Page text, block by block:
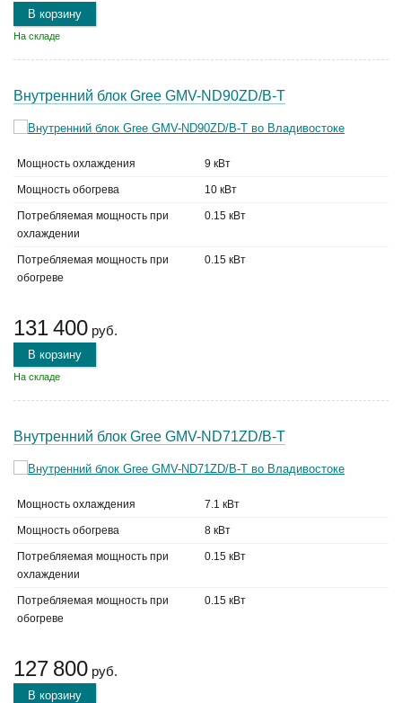
В корзину
На складе
Внутренний блок Gree GMV-ND90ZD/B-T
Мощность охлаждения 9 кВт
Мощность обогрева 10 кВт
Потребляемая мощность при
охлаждении
0.15 кВт
Потребляемая мощность при
обогреве
0.15 кВт
131 400 руб.
В корзину
На складе
Внутренний блок Gree GMV-ND71ZD/B-T
Мощность охлаждения 7.1 кВт
Мощность обогрева 8 кВт
Потребляемая мощность при
охлаждении
0.15 кВт
Потребляемая мощность при
обогреве
0.15 кВт
127 800 руб.
В корзину